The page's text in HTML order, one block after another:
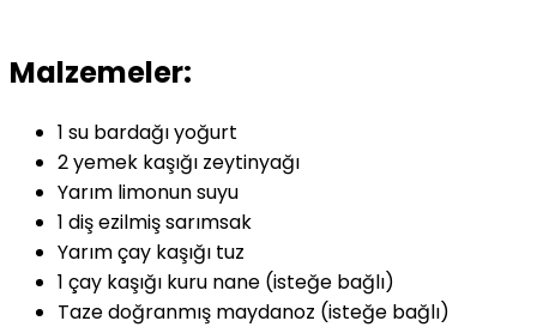
Malzemeler:
1 su bardağı yoğurt
2 yemek kaşığı zeytinyağı
Yarım limonun suyu
1 diş ezilmiş sarımsak
Yarım çay kaşığı tuz
1 çay kaşığı kuru nane (isteğe bağlı)
Taze doğranmış maydanoz (isteğe bağlı)